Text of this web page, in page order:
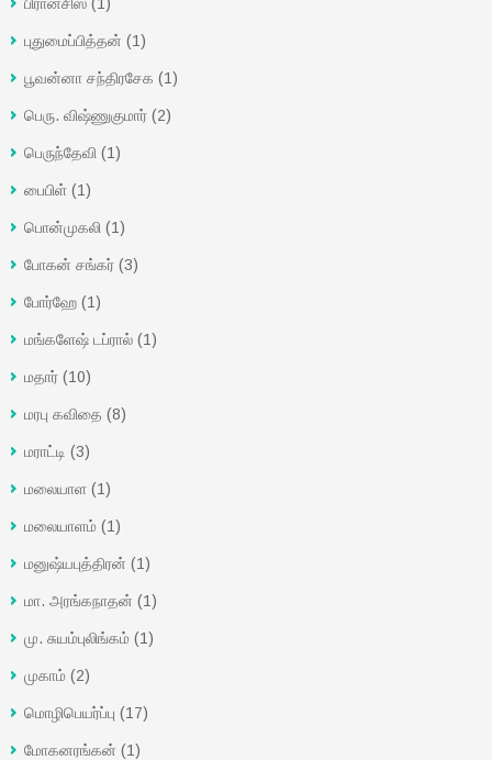
புதுமைப்பித்தன் (1)
பூவன்னா சந்திரசேக (1)
பெரு. விஷ்ணுகுமார் (2)
பெருந்தேவி (1)
பைபிள் (1)
பொன்முகலி (1)
போகன் சங்கர் (3)
போர்ஹே (1)
மங்களேஷ் டப்ரால் (1)
மதார் (10)
மரபு கவிதை (8)
மராட்டி (3)
மலையாள (1)
மலையாளம் (1)
மனுஷ்யபுத்திரன் (1)
மா. அரங்கநாதன் (1)
மு. சுயம்புலிங்கம் (1)
முகாம் (2)
மொழிபெயர்ப்பு (17)
மோகனரங்கன் (1)